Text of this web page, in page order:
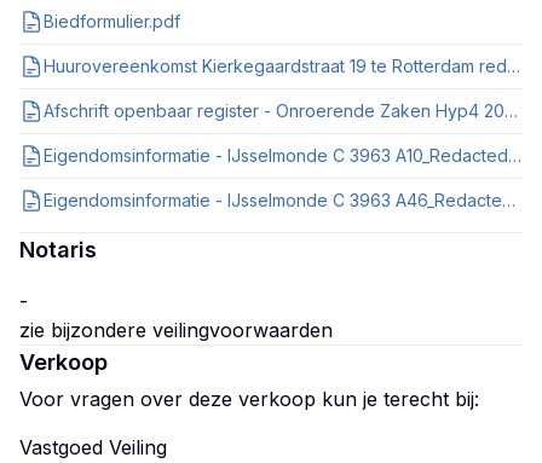
Biedformulier.pdf
Huurovereenkomst Kierkegaardstraat 19 te Rotterdam redacted.pdf
Afschrift openbaar register - Onroerende Zaken Hyp4 20095 51 RTD.pdf
Eigendomsinformatie - IJsselmonde C 3963 A10_Redacted.pdf
Eigendomsinformatie - IJsselmonde C 3963 A46_Redacted.pdf
Notaris
-
Verkoop
Voor vragen over deze verkoop kun je terecht bij:
Vastgoed Veiling